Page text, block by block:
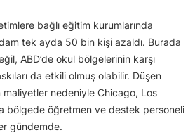
bağlı eğitim kurumlarında
tek ayda 50 bin kişi azaldı. Burada
ABD’de okul bölgelerinin karşı
da etkili olmuş olabilir. Düşen
maliyetler nedeniyle Chicago, Los
bölgede öğretmen ve destek personeli
gündemde.